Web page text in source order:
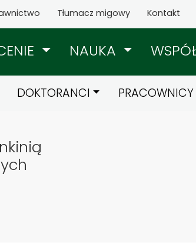
Tłumacz migowy Kontakt
NAUKA
DOKTORANCI PRACOWNICY